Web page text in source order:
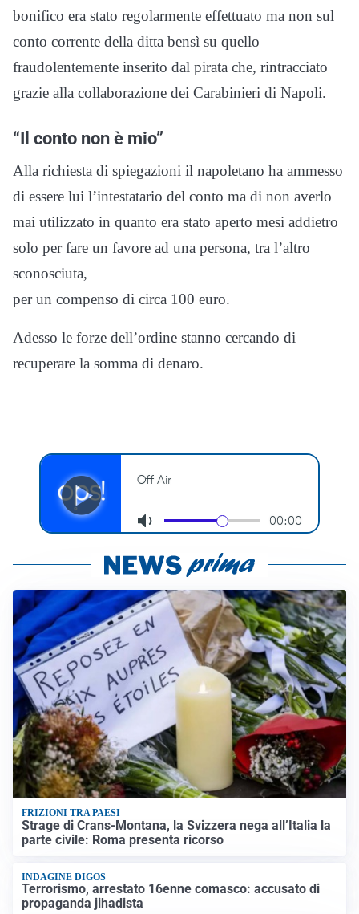
bonifico era stato regolarmente effettuato ma non sul
conto corrente della ditta bensì su quello
fraudolentemente inserito dal pirata che, rintracciato
grazie alla collaborazione dei Carabinieri di Napoli.
“Il conto non è mio”
Alla richiesta di spiegazioni il napoletano ha ammesso
di essere lui l’intestatario del conto ma di non averlo
mai utilizzato in quanto era stato aperto mesi addietro
solo per fare un favore ad una persona, tra l’altro
sconosciuta,
per un compenso di circa 100 euro.
Adesso le forze dell’ordine stanno cercando di
recuperare la somma di denaro.
FRIZIONI TRA PAESI
Strage di Crans-Montana, la Svizzera nega all’Italia la
parte civile: Roma presenta ricorso
INDAGINE DIGOS
Terrorismo, arrestato 16enne comasco: accusato di
propaganda jihadista